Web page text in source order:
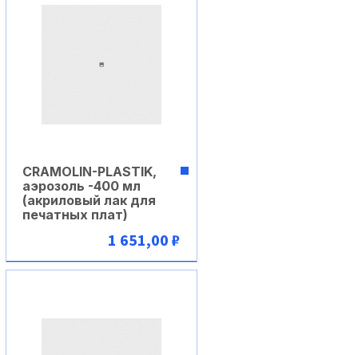
В корзину
CRAMOLIN-PLASTIK,
аэрозоль -400 мл
(акриловый лак для
печатных плат)
1 651,00 ₽